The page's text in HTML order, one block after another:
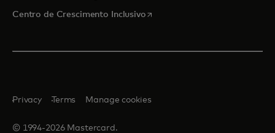
Centro de Crescimento Inclusivoopens in a new tab
© 1994-2026 Mastercard.
Privacy Terms Manage cookies